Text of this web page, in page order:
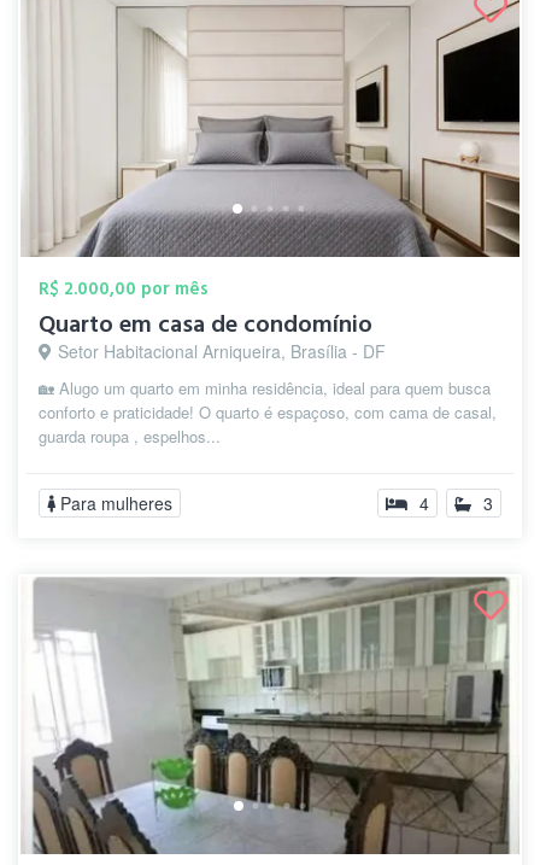
R$ 2.000,00 por mês
Quarto em casa de condomínio
Setor Habitacional Arniqueira, Brasília - DF
🏡 Alugo um quarto em minha residência, ideal para quem busca
conforto e praticidade! O quarto é espaçoso, com cama de casal,
guarda roupa , espelhos...
Para mulheres 4 3